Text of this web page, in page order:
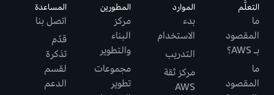
التعلُّم
ما
المقصود
بـ AWS؟
ما
المقصود
الموارد
بدء
الاستخدام
التدريب
مركز ثقة
AWS
المطورين
مركز
البناء
والتطوير
مجموعات
تطوير
المساعدة
اتصل بنا
قدّم
تذكرة
لقسم
الدعم